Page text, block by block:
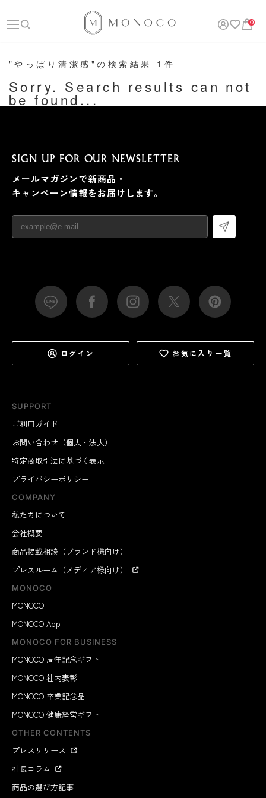
0
"やっぱり清潔感"の検索結果 1件
Sorry. Search results can not
be found...
SUPPORT
ご利用ガイド
お問い合わせ（個人・法人）
特定商取引法に基づく表示
プライバシーポリシー
COMPANY
私たちについて
会社概要
商品掲載相談（ブランド様向け）
プレスルーム（メディア様向け）
MONOCO
MONOCO
MONOCO App
MONOCO FOR BUSINESS
MONOCO 周年記念ギフト
MONOCO 社内表彰
MONOCO 卒業記念品
MONOCO 健康経営ギフト
OTHER CONTENTS
プレスリリース
社長コラム
商品の選び方記事
SIGN UP FOR OUR NEWSLETTER
メールマガジンで新商品・
キャンペーン情報をお届けします。
ログイン お気に入り一覧